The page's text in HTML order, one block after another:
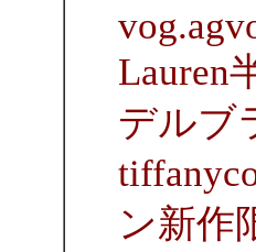
Lauren
デルブ
ン新作